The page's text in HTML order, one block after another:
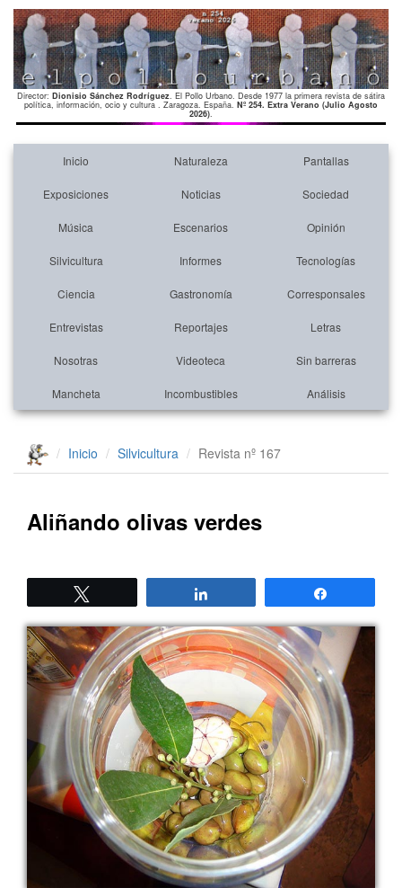
Director: Dionisio Sánchez Rodríguez. El Pollo Urbano. Desde 1977 la primera revista de sátira
política, información, ocio y cultura . Zaragoza. España. Nº 254. Extra Verano (Julio Agosto
2026).
Inicio Naturaleza Pantallas
Exposiciones Noticias Sociedad
Música Escenarios Opinión
Silvicultura Informes Tecnologías
Ciencia Gastronomía Corresponsales
Entrevistas Reportajes Letras
Nosotras Videoteca Sin barreras
Mancheta Incombustibles Análisis
Inicio Silvicultura Revista nº 167
Aliñando olivas verdes